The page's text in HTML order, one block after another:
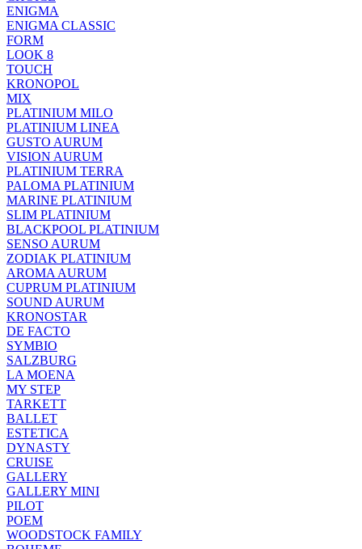
ENIGMA
ENIGMA CLASSIC
FORM
LOOK 8
TOUCH
KRONOPOL
MIX
PLATINIUM MILO
PLATINIUM LINEA
GUSTO AURUM
VISION AURUM
PLATINIUM TERRA
PALOMA PLATINIUM
MARINE PLATINIUM
SLIM PLATINIUM
BLACKPOOL PLATINIUM
SENSO AURUM
ZODIAK PLATINIUM
AROMA AURUM
CUPRUM PLATINIUM
SOUND AURUM
KRONOSTAR
DE FACTO
SYMBIO
SALZBURG
LA MOENA
MY STEP
TARKETT
BALLET
ESTETICA
DYNASTY
CRUISE
GALLERY
GALLERY MINI
PILOT
POEM
WOODSTOCK FAMILY